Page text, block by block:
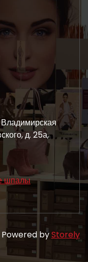
д. 25а,
шпалы
byStorely